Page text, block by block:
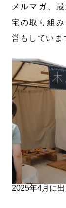
メルマガ、
宅の取り組
営もしていま
2025年4月に